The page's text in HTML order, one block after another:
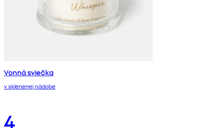
Vonná sviečka
v sklenenej nádobe
4